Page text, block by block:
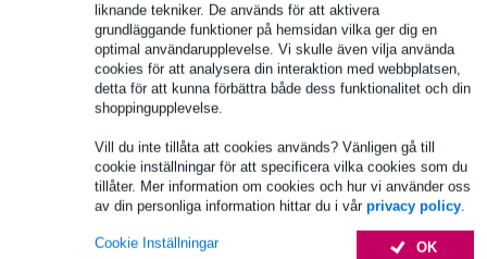
liknande tekniker. De används för att aktivera
grundläggande funktioner på hemsidan vilka ger dig en
optimal användarupplevelse. Vi skulle även vilja använda
cookies för att analysera din interaktion med webbplatsen,
detta för att kunna förbättra både dess funktionalitet och din
shoppingupplevelse.
Vill du inte tillåta att cookies används? Vänligen gå till
cookie inställningar för att specificera vilka cookies som du
tillåter. Mer information om cookies och hur vi använder oss
av din personliga information hittar du i vår privacy policy.
OK
Cookie Inställningar
material: PA6
Fullständiga specifikationer
Tillbehör (7)